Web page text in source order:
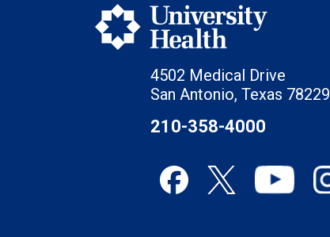
4502 Medical Drive
San Antonio, Texas 78229
210-358-4000